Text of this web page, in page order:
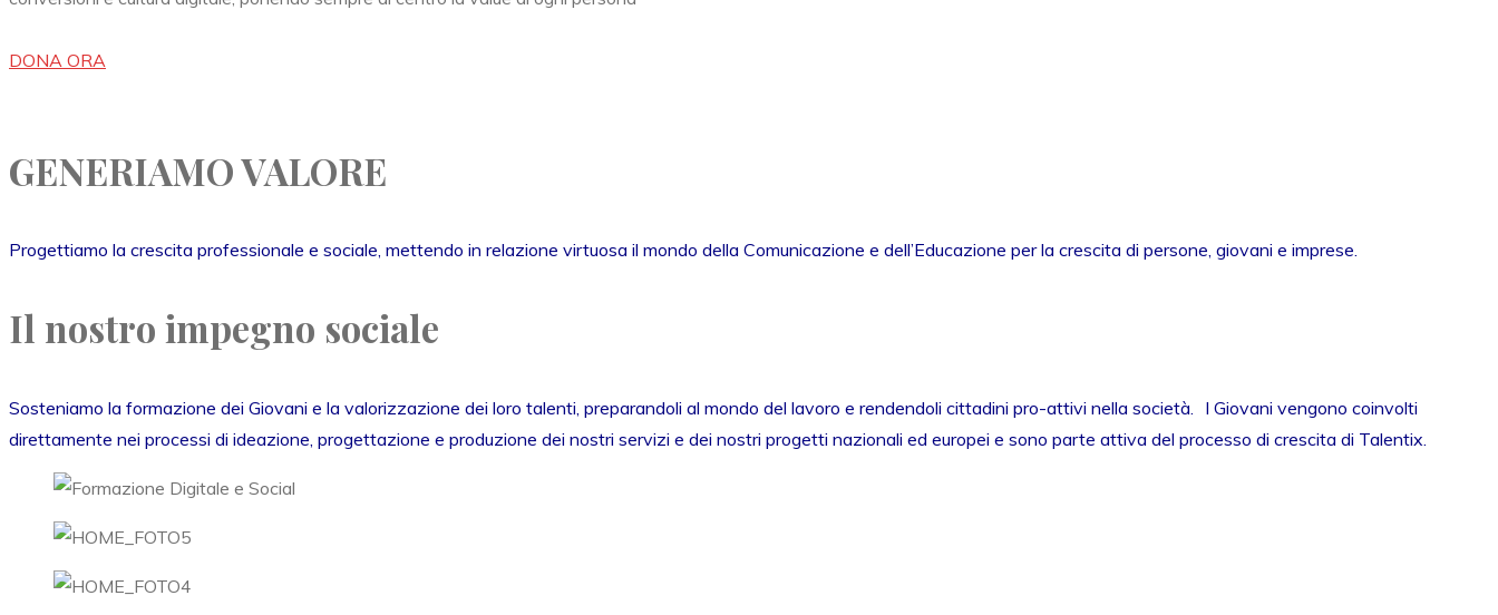
DONA ORA
GENERIAMO VALORE
Progettiamo la crescita professionale e sociale, mettendo in relazione virtuosa il mondo della Comunicazione e dell’Educazione per la crescita di persone, giovani e imprese.
Il nostro impegno sociale
Sosteniamo la formazione dei Giovani e la valorizzazione dei loro talenti, preparandoli al mondo del lavoro e rendendoli cittadini pro-attivi nella società. I Giovani vengono coinvolti
direttamente nei processi di ideazione, progettazione e produzione dei nostri servizi e dei nostri progetti nazionali ed europei e sono parte attiva del processo di crescita di Talentix.